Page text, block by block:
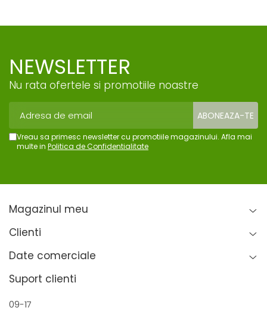
NEWSLETTER
Nu rata ofertele si promotiile noastre
Vreau sa primesc newsletter cu promotiile magazinului. Afla mai
multe in Politica de Confidentialitate
Magazinul meu
Clienti
Date comerciale
Suport clienti
09-17